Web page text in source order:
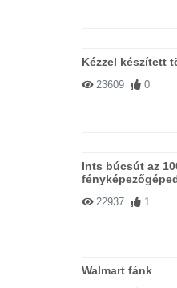
Kézzel készített
23609 0
Ints búcsút az
22937 1
Walmart fánk